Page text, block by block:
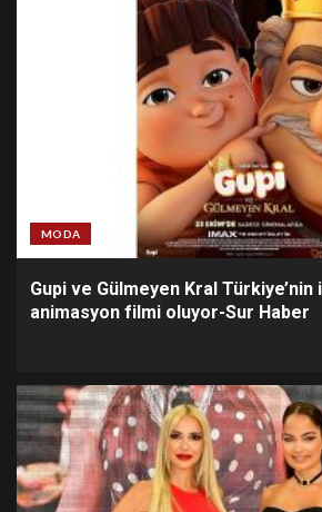
MODA
Gupi ve Gülmeyen Kral Türkiye’nin
animasyon filmi oluyor-Sur Haber